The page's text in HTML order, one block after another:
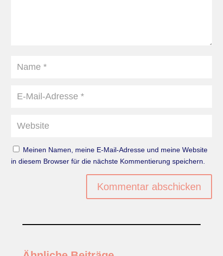
Meinen Namen, meine E-Mail-Adresse und meine Website
in diesem Browser für die nächste Kommentierung speichern.
Kommentar abschicken